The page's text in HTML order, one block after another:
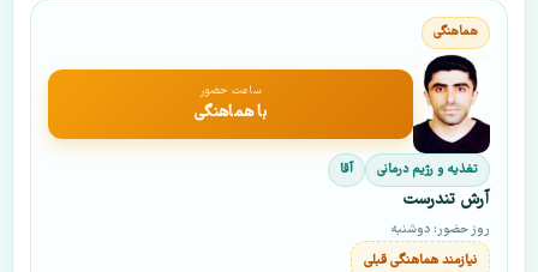
ساعت حضور
با هماهنگی
تغذیه و رژیم درمانی آقا
آرش تندرست
روز حضور: دوشنبه
نیازمند هماهنگی قبلی